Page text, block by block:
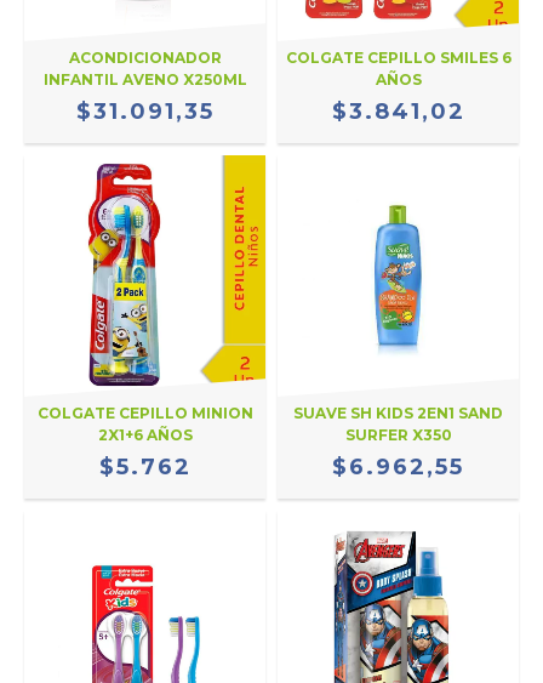
ACONDICIONADOR
INFANTIL AVENO X250ML
$31.091,35
COLGATE CEPILLO SMILES 6
AÑOS
$3.841,02
COLGATE CEPILLO MINION
2X1+6 AÑOS
$5.762
SUAVE SH KIDS 2EN1 SAND
SURFER X350
$6.962,55